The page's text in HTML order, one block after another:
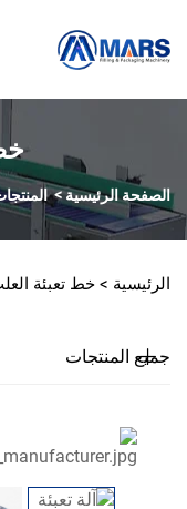
الصفحة الرئيسية>
الرئيسية > خط تعبئة
جميع المنتجات